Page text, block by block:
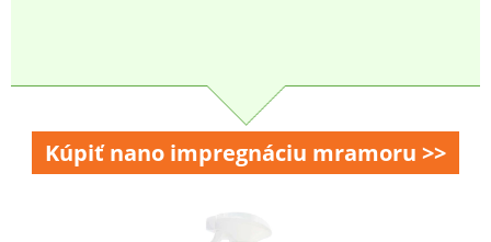
Kúpiť nano impregnáciu mramoru >>